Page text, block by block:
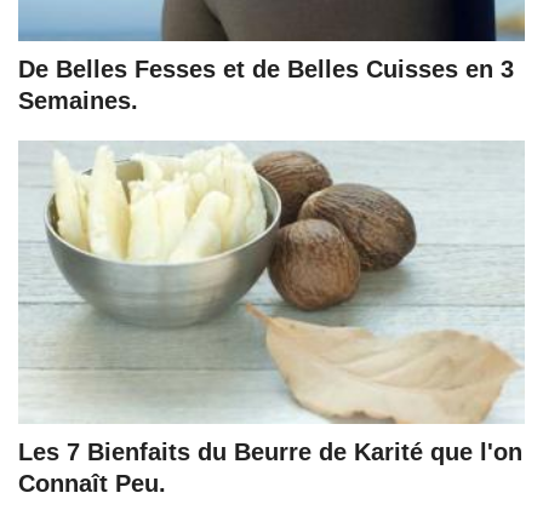
De Belles Fesses et de Belles Cuisses en 3
Semaines.
Les 7 Bienfaits du Beurre de Karité que l'on
Connaît Peu.